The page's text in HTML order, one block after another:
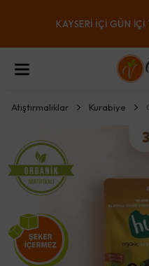
KAYSERI IÇI GÜN
Atıştırmalıklar Kurabiye